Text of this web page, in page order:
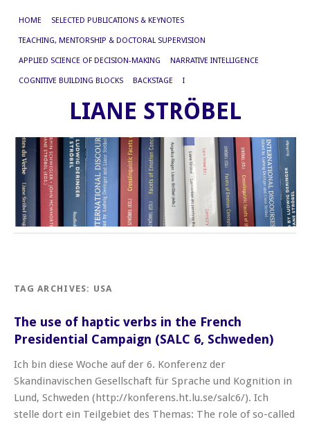
HOME SELECTED PUBLICATIONS & KEYNOTES
TEACHING, MENTORSHIP & DOCTORAL SUPERVISION
APPLIED SCIENCE OF DECISION-MAKING NARRATIVE INTELLIGENCE
COGNITIVE BUILDING BLOCKS BACKSTAGE I
LIANE STRÖBEL
TAG ARCHIVES: USA
The use of haptic verbs in the French
Presidential Campaign (SALC 6, Schweden)
Ich bin diese Woche auf der 6. Konferenz der
Skandinavischen Gesellschaft für Sprache und Kognition in
Lund, Schweden (http://konferens.ht.lu.se/salc6/). Ich
stelle dort ein Teilgebiet des Themas: The role of so-called